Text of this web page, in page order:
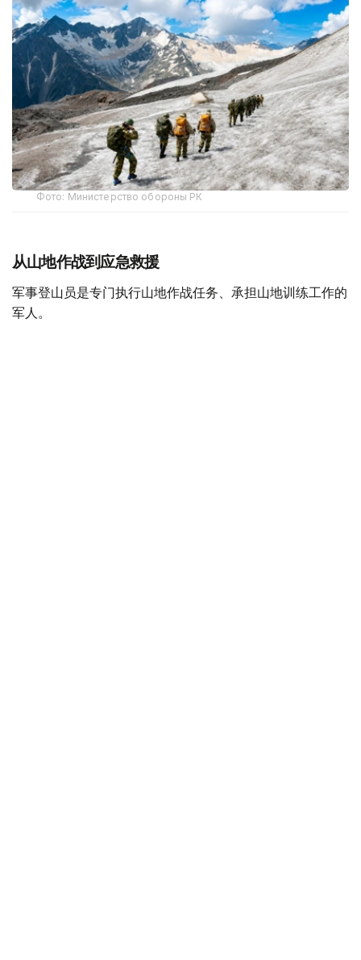
Фото: Министерство обороны РК
从山地作战到应急救援
军事登山员是专门执行山地作战任务、承担山地训练工作的
军人。